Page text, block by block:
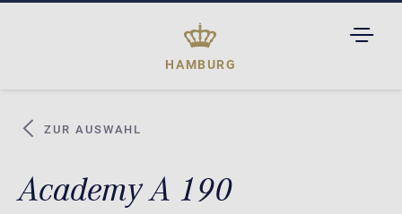
HAMBURG
ZUR AUSWAHL
Academy A 190